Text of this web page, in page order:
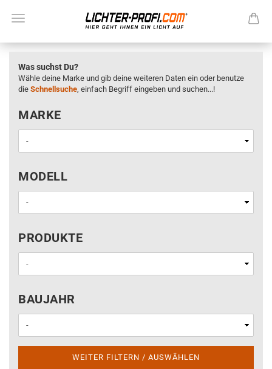
Was suchst Du?
Wähle deine Marke und gib deine weiteren Daten ein oder benutze
die Schnellsuche, einfach Begriff eingeben und suchen...!
MARKE
MARKE
MODELL
MODELL
PRODUKTE
PRODUKTE
BAUJAHR
BAUJAHR
WEITER FILTERN / AUSWÄHLEN